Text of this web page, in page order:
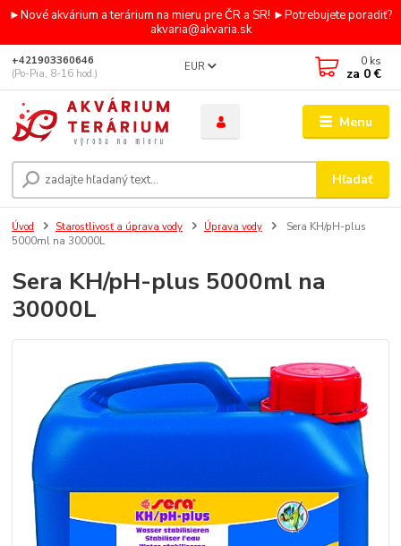
►Nové akvárium a terárium na mieru pre ČR a SR! ►Potrebujete poradiť?
akvaria@akvaria.sk
Menu
EUR
Hľadať
+421903360646
(Po-Pia, 8-16 hod.)
0 ks
za 0 €
Úvod Starostlivosť a úprava vody Úprava vody
Sera KH/pH-plus
5000ml na 30000L
Sera KH/pH-plus 5000ml na
30000L